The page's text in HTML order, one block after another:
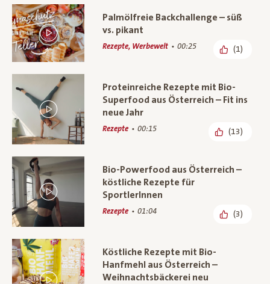
Palmölfreie Backchallenge – süß
vs. pikant
Rezepte, Werbewelt 00:25 (1)
Proteinreiche Rezepte mit Bio-
Superfood aus Österreich – Fit ins
neue Jahr
Rezepte 00:15 (13)
Bio-Powerfood aus Österreich –
köstliche Rezepte für
SportlerInnen
Rezepte 01:04 (3)
Köstliche Rezepte mit Bio-
Hanfmehl aus Österreich –
Weihnachtsbäckerei neu